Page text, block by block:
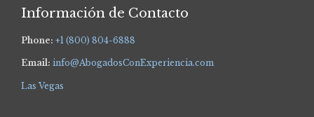
Información de Contacto
Phone: +1 (800) 804-6888
Email: info@AbogadosConExperiencia.com
Las Vegas